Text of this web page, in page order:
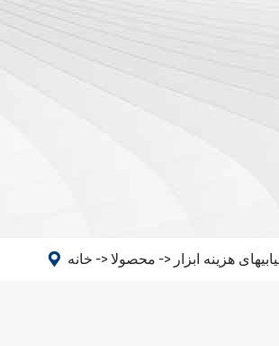
 خانه محصولا هزینه ابزار